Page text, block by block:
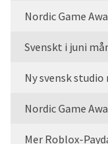
Nordic Game
Svenskt i juni
Ny svensk
Nordic Game
Mer Roblox-